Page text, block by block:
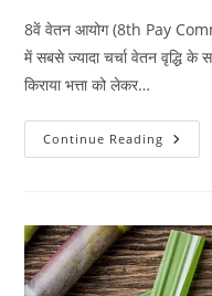
8वें वेतन आयोग (8th Pay
में सबसे ज्यादा चर्चा वेतन वृद्धि
किराया भत्ता को लेकर…
Continue Reading 8th
Pay
भत्ता
में
बढ़ोतरी
ऐसी